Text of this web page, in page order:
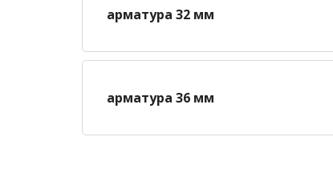
арматура 32 мм
арматура 36 мм